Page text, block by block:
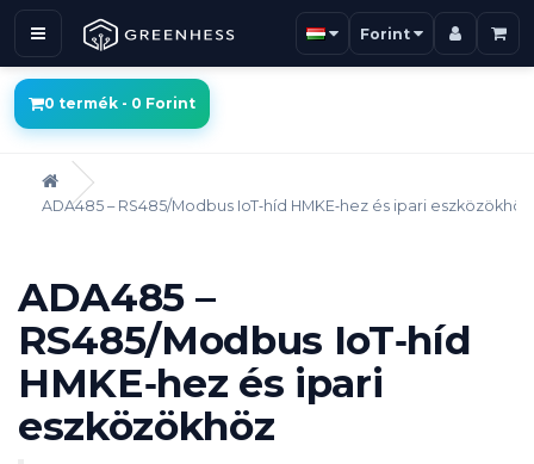
Forint
0 termék - 0 Forint
ADA485 – RS485/Modbus IoT‑híd HMKE‑hez és ipari eszközökhöz
ADA485 –
RS485/Modbus IoT‑híd
HMKE‑hez és ipari
eszközökhöz